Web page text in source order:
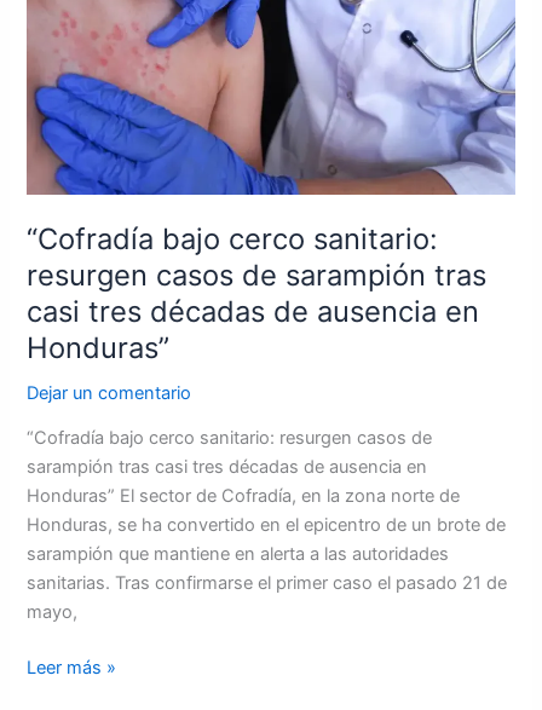
“Cofradía bajo cerco sanitario:
resurgen casos de sarampión tras
casi tres décadas de ausencia en
Honduras”
Dejar un comentario
“Cofradía bajo cerco sanitario: resurgen casos de
sarampión tras casi tres décadas de ausencia en
Honduras” El sector de Cofradía, en la zona norte de
Honduras, se ha convertido en el epicentro de un brote de
sarampión que mantiene en alerta a las autoridades
sanitarias. Tras confirmarse el primer caso el pasado 21 de
mayo,
sarampión
tras
casi
tres
décadas
de
en
Honduras”
Leer más »